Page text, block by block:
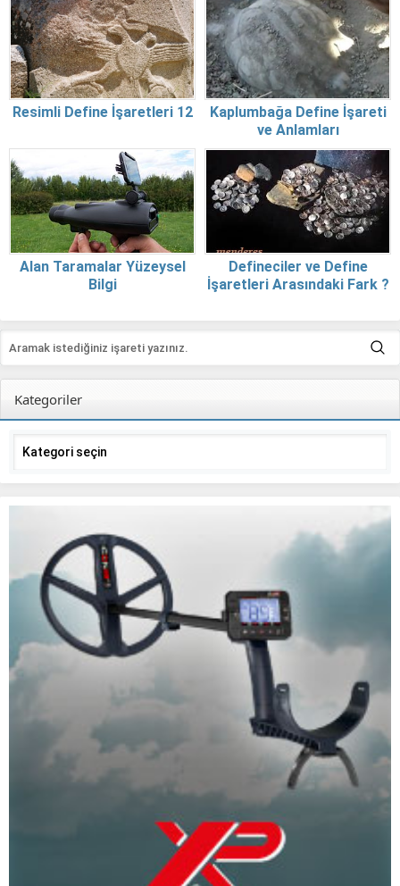
Resimli Define İşaretleri 12
Kaplumbağa Define İşareti
ve Anlamları
Alan Taramalar Yüzeysel
Bilgi
Defineciler ve Define
İşaretleri Arasındaki Fark ?
Kategoriler
Kategoriler